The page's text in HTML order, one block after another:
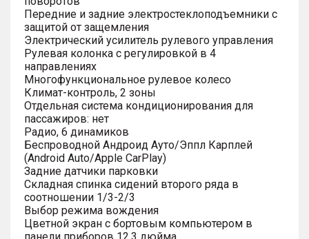
Передние и задние электростеклоподъемники с
защитой от защемления
Электрический усилитель рулевого управления
Рулевая колонка с регулировкой в 4
направлениях
Многофункциональное рулевое колесо
Климат-контроль, 2 зоны
Отдельная система кондиционирования для
пассажиров: нет
Радио, 6 динамиков
Беспроводной Андроид Ауто/Эппл Карплей
(Android Auto/Apple CarPlay)
Задние датчики парковки
Складная спинка сидений второго ряда в
соотношении 1/3-2/3
Выбор режима вождения
Цветной экран с бортовым компьютером в
панели приборов 12.3 дюйма